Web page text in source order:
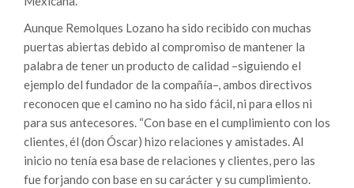
Aunque Remolques Lozano ha sido recibido con muchas
puertas abiertas debido al compromiso de mantener la
palabra de tener un producto de calidad –siguiendo el
ejemplo del fundador de la compañía–, ambos directivos
reconocen que el camino no ha sido fácil, ni para ellos ni
para sus antecesores. “Con base en el cumplimiento con los
clientes, él (don Óscar) hizo relaciones y amistades. Al
inicio no tenía esa base de relaciones y clientes, pero las
fue forjando con base en su carácter y su cumplimiento.